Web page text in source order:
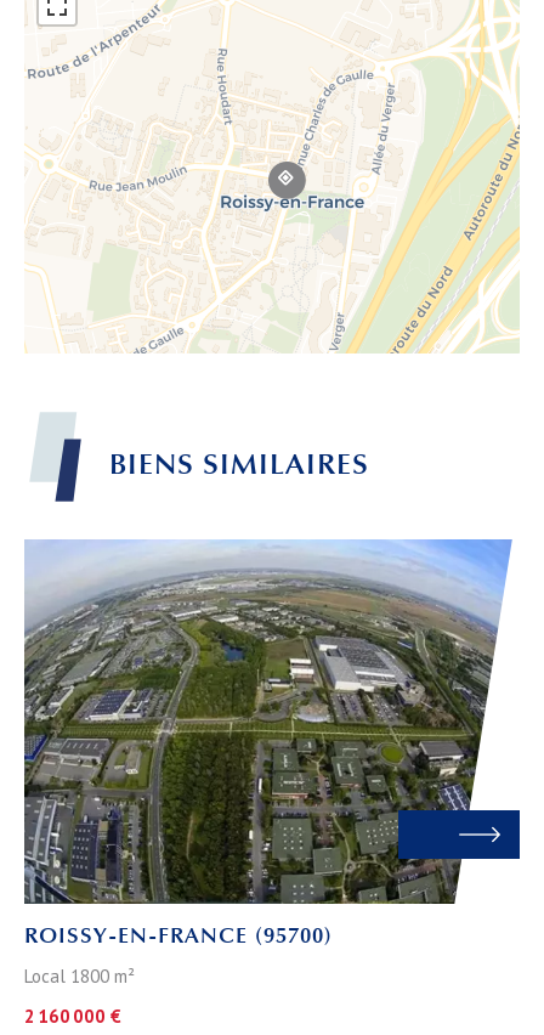
BIENS SIMILAIRES
ROISSY-EN-FRANCE (95700)
Local 1800 m²
2 160 000 €